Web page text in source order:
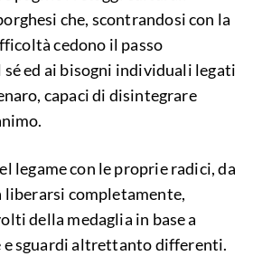
che, scontrandosi con la
cedono il passo
ed ai bisogni individuali legati
capaci di disintegrare
legame con le proprie radici, da
liberarsi completamente,
della medaglia in base a
sguardi altrettanto differenti.